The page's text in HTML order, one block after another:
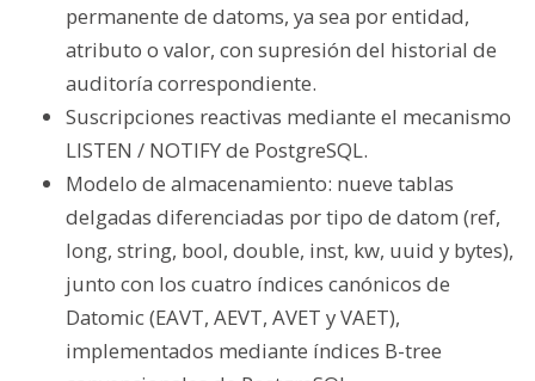
permanente de datoms, ya sea por entidad,
atributo o valor, con supresión del historial de
auditoría correspondiente.
Suscripciones reactivas mediante el mecanismo
LISTEN / NOTIFY de PostgreSQL.
Modelo de almacenamiento: nueve tablas
delgadas diferenciadas por tipo de datom (ref,
long, string, bool, double, inst, kw, uuid y bytes),
junto con los cuatro índices canónicos de
Datomic (EAVT, AEVT, AVET y VAET),
implementados mediante índices B-tree